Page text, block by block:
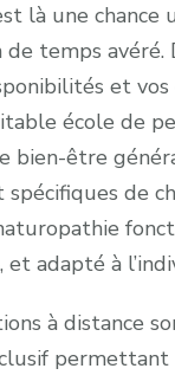
là une
temps avéré.
et vos
école de
bien-être
de
et adapté à
à distance
permettant